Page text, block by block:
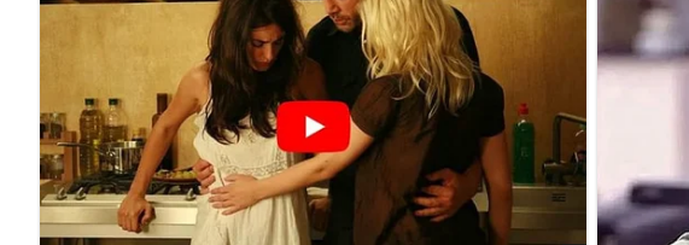
Diese Zutaten brauchen wir…